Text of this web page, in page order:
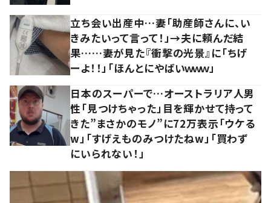
立ち会い出産中…妻「助産師さんに、い
きみたいって言って！」→夫に頼んだ結
果……妻が見た『衝撃の光景』に「ちげ
ーよ！！」「ほんとにやばいｗｗｗ」
日本のスーパーで…オーストラリア人男
性「見つけちゃった」目を輝かせて持って
きた”まさかのモノ”に72万表示「ウケる
w」「すげえものみつけたねw」「買わず
にいられない！」